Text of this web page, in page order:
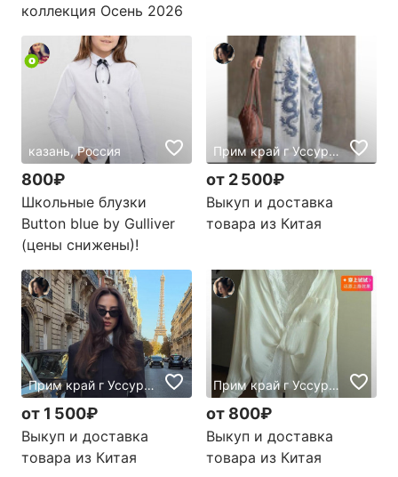
коллекция Осень 2026
казань, Россия
800₽
Школьные блузки
Button blue by Gulliver
(цены снижены)!
Прим край г Уссурийск, Россия
от 2 500₽
Выкуп и доставка
товара из Китая
Прим край г Уссурийск, Россия
от 1 500₽
Выкуп и доставка
товара из Китая
Прим край г Уссурийск, Россия
от 800₽
Выкуп и доставка
товара из Китая